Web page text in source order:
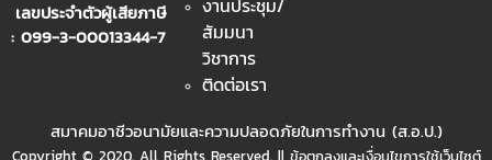
เลขประจำตัวผู้เสียภาษี
: 099-3-00013344-7
สัมมนา
วิชาการ
ติดต่อเรา
สมาคมอาชีวอนามัยและความปลอดภัยในการทำงาน (ส.อ.ป.)